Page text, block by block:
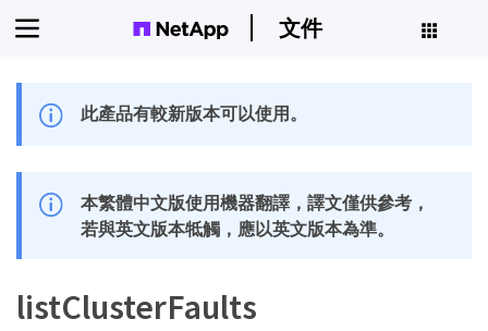
文件
此產品有較新版本可以使用。
本繁體中文版使用機器翻譯，譯文僅供參考，
若與英文版本牴觸，應以英文版本為準。
listClusterFaults